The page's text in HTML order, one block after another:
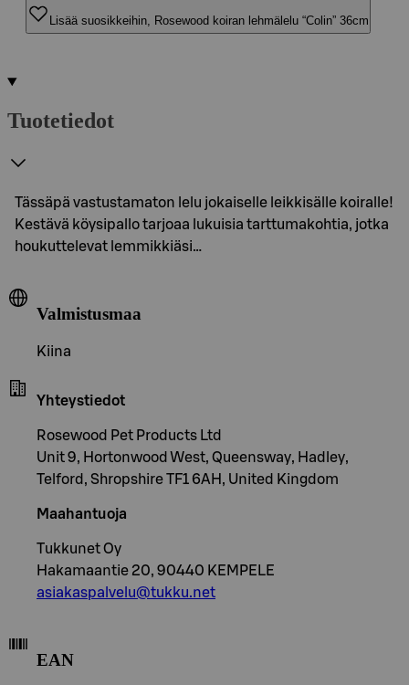
Lisää suosikkeihin, Rosewood koiran lehmälelu “Colin” 36cm
Tuotetiedot
Tässäpä vastustamaton lelu jokaiselle leikkisälle koiralle!
Kestävä köysipallo tarjoaa lukuisia tarttumakohtia, jotka
houkuttelevat lemmikkiäsi…
Valmistusmaa
Kiina
Yhteystiedot
Rosewood Pet Products Ltd
Unit 9, Hortonwood West, Queensway, Hadley,
Telford, Shropshire TF1 6AH, United Kingdom
Maahantuoja
Tukkunet Oy
Hakamaantie 20, 90440 KEMPELE
asiakaspalvelu@tukku.net
EAN